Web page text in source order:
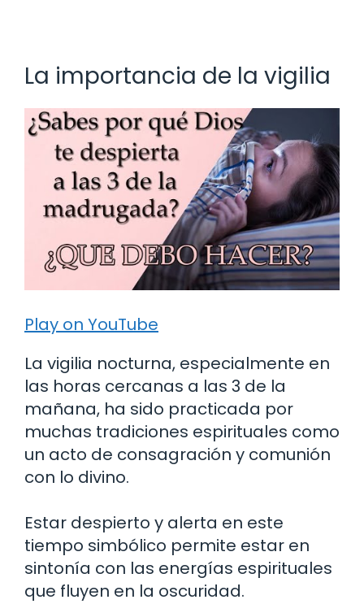
La importancia de la vigilia
Play on YouTube
La vigilia nocturna, especialmente en
las horas cercanas a las 3 de la
mañana, ha sido practicada por
muchas tradiciones espirituales como
un acto de consagración y comunión
con lo divino.
Estar despierto y alerta en este
tiempo simbólico permite estar en
sintonía con las energías espirituales
que fluyen en la oscuridad.